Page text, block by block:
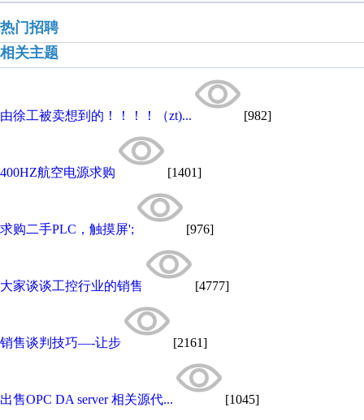
热门招聘
相关主题
由徐工被卖想到的！！！！（zt)... [982]
400HZ航空电源求购 [1401]
求购二手PLC，触摸屏'; [976]
大家谈谈工控行业的销售 [4777]
销售谈判技巧—-让步 [2161]
出售OPC DA server 相关源代... [1045]